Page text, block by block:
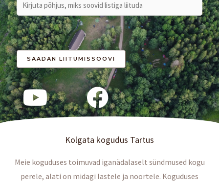
Kolgata kogudus Tartus
Meie koguduses toimuvad iganädalaselt sündmused kogu
perele, alati on midagi lastele ja noortele. Koguduses